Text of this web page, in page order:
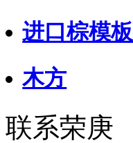
进口棕模板
木方
联系荣庚